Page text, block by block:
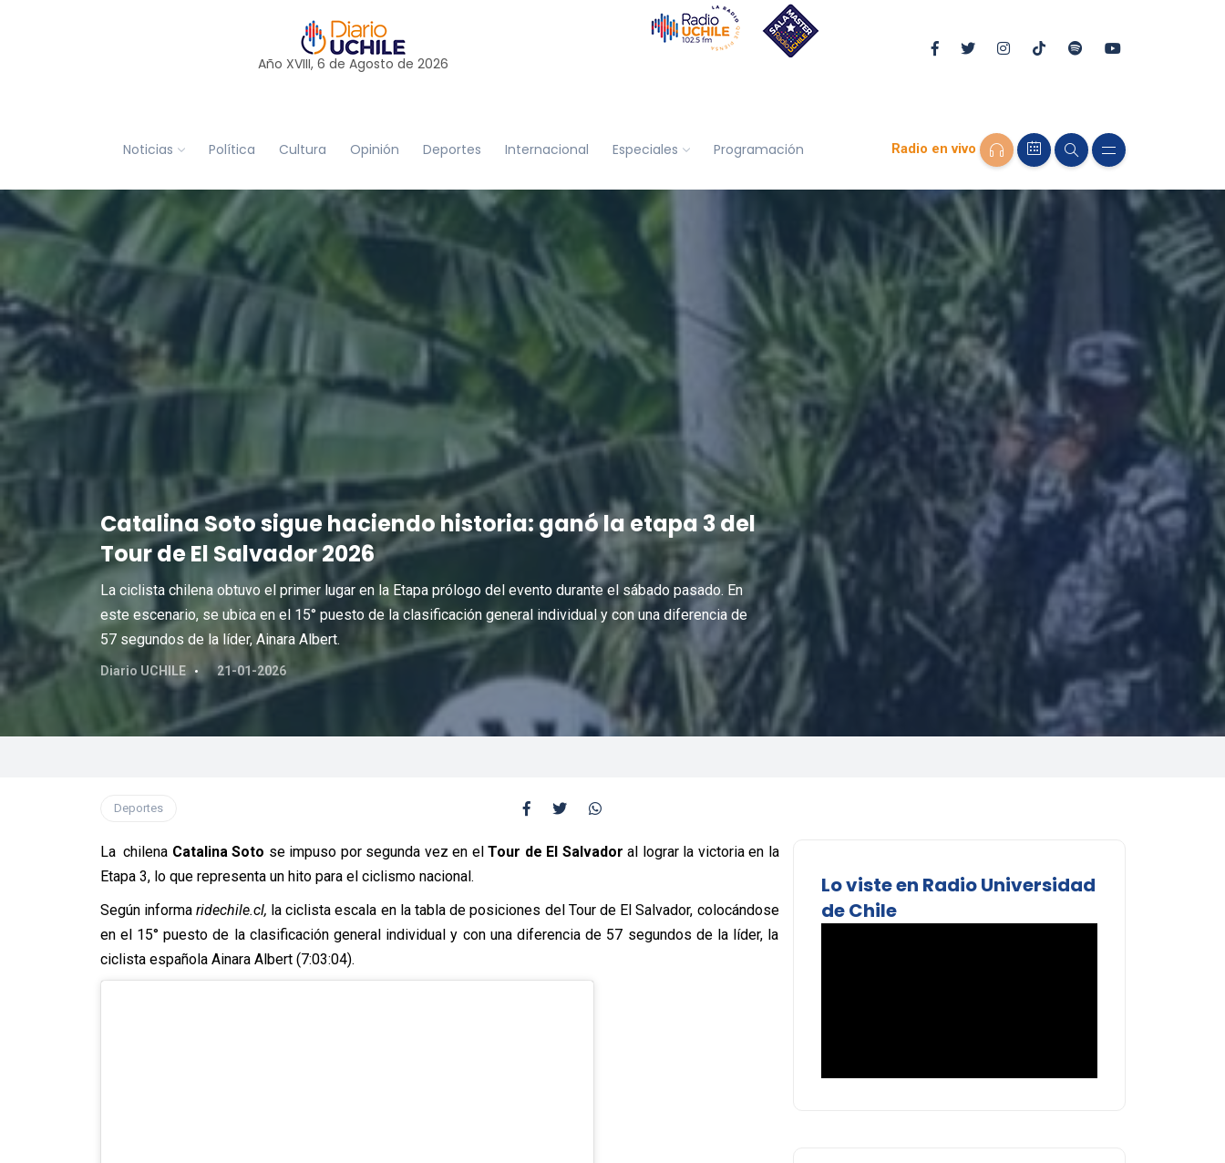
Año XVIII, 6 de Agosto de 2026
Noticias Política Cultura Opinión Deportes Internacional Especiales Programación Radio en vivo
Catalina Soto sigue haciendo historia: ganó la etapa 3 del
Tour de El Salvador 2026
La ciclista chilena obtuvo el primer lugar en la Etapa prólogo del evento durante el sábado pasado. En
este escenario, se ubica en el 15° puesto de la clasificación general individual y con una diferencia de
57 segundos de la líder, Ainara Albert.
Diario UCHILE 21-01-2026
Deportes
La chilena Catalina Soto se impuso por segunda vez en elTour de El Salvadoral lograr la victoria en la
Etapa 3, lo que representa un hito para el ciclismo nacional.
Según informa ridechile.cl, la ciclista escala en la tabla de posiciones del Tour de El Salvador, colocándose
en el 15° puesto de la clasificación general individual y con una diferencia de 57 segundos de la líder, la
ciclista española Ainara Albert (7:03:04).
Lo viste en Radio Universidad
de Chile